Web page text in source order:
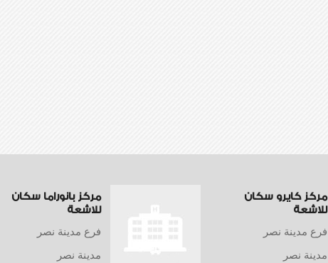
مركز بانوراما سكان
للاشعة
فرع مدينة نصر
مدينة نصر
مركز كايرو سكان
للاشعة
فرع مدينة نصر
مدينة نصر